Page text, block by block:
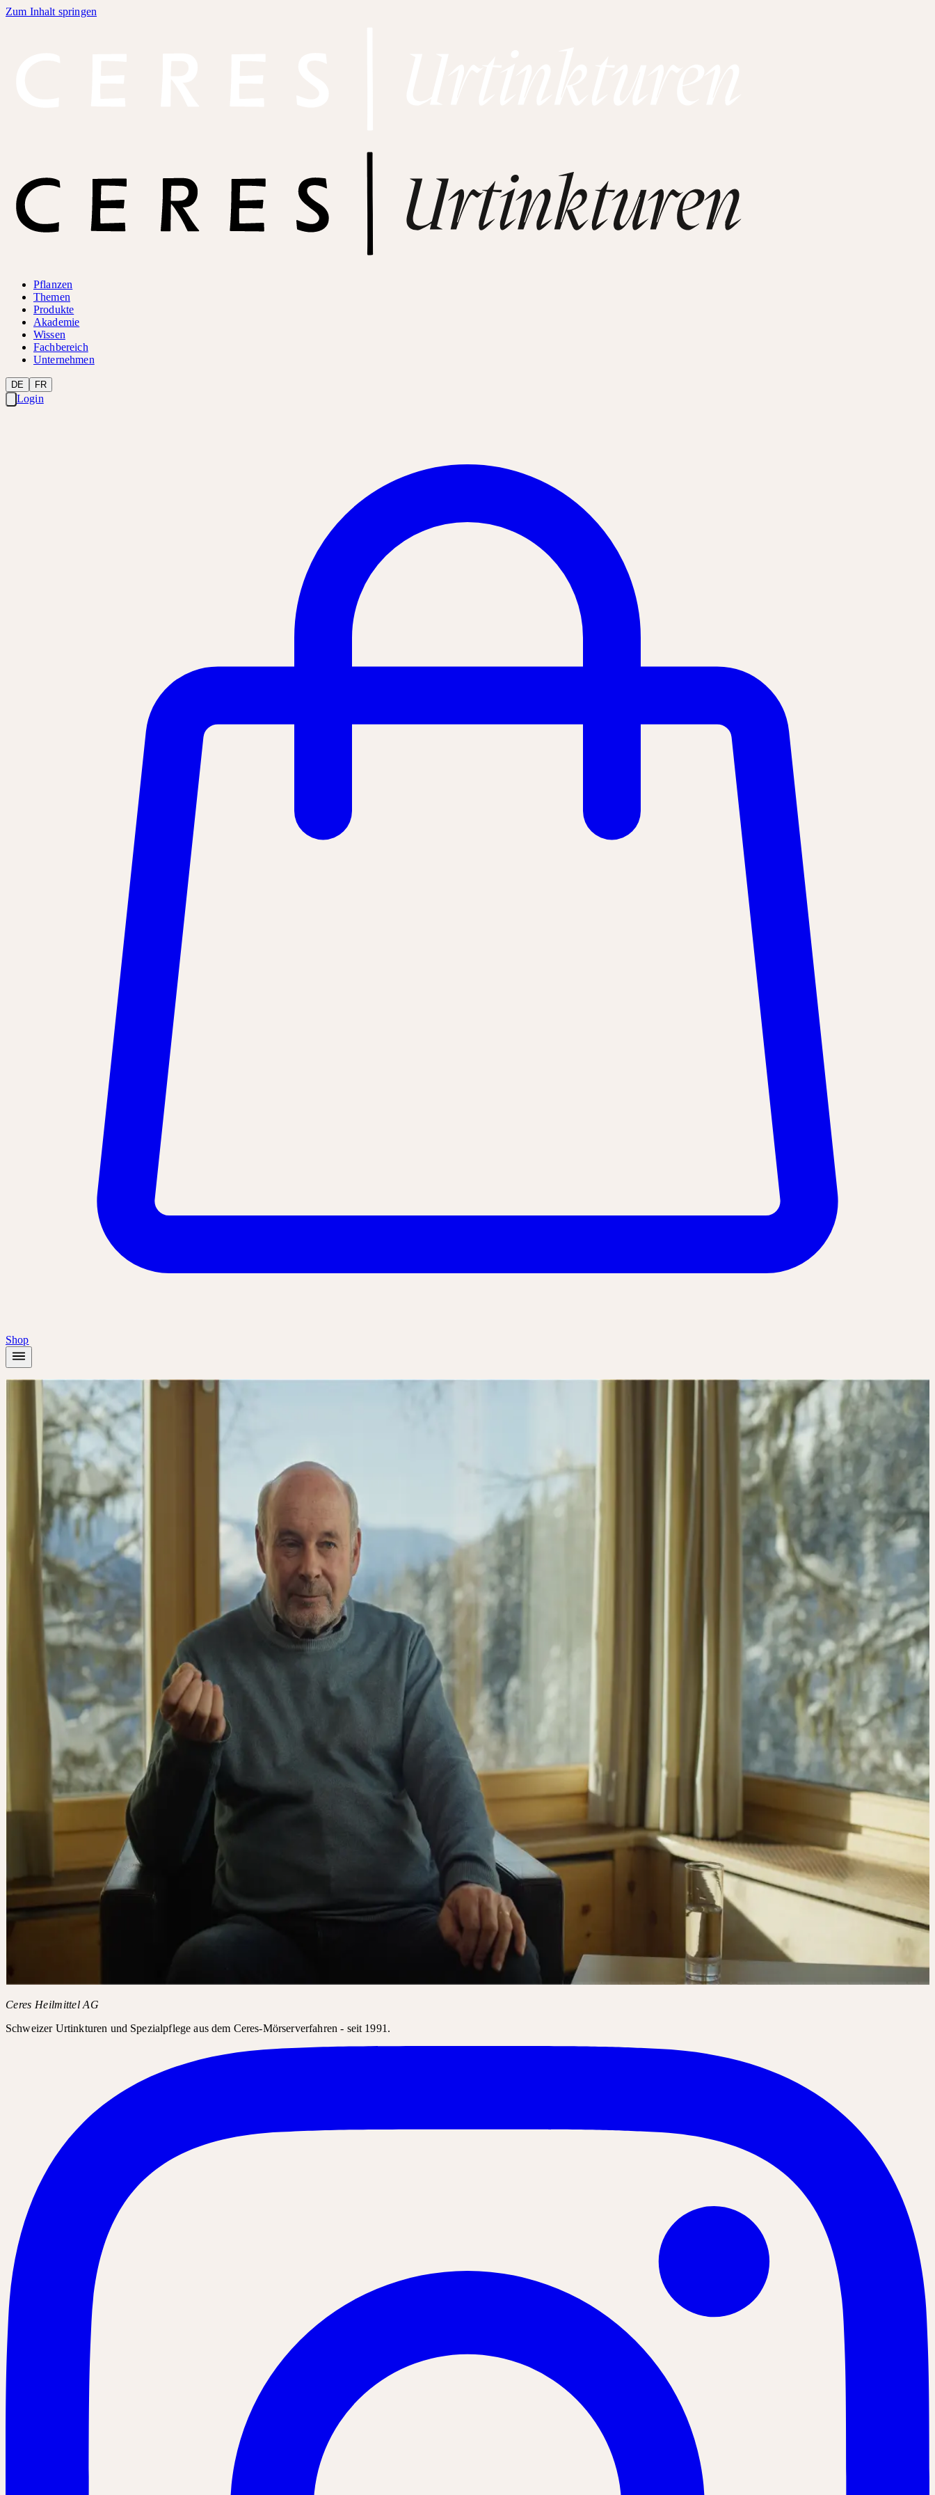
Zum Inhalt springen
Pflanzen
Themen
Produkte
Akademie
Wissen
Fachbereich
Unternehmen
DE FR
Login
Shop
Startseite
Unternehmen
Erfindergeist und Forscherdrang
Philosophie
ERFINDERGEIST UND FORSCHERDRANG
Wo andere nach mehr Materie suchten, suchte Ceres-Gründer Dr. Roger
Kalbermatten nach mehr Wirkung: Mit analytischem Blick hinterfragte er
etablierte Annahmen – und fand die entscheidende Wirkdimension in der
Lebendigkeit der Pflanze.
So stellte sich der Schweizer Biochemiker und Arzneipflanzenforscher Dr.
Roger Kalbermatten Anfang der 1980er-Jahre eine einfache Frage: Bedeutet
mehr pflanzlicher Wirkstoff wirklich mehr Wirkung?
Diese Frage führte zu intensiver Forschung – und stellte ein zentrales Dogma
der modernen Phytotherapie infrage. In klinischen Studien konnte Dr.
Kalbermatten zeigen: Entscheidend ist nicht die Menge, sondern der
Wirkungsgrad.
Aus dieser Erkenntnis entstand Ceres – ein Unternehmen, das mit einem
optimierten, patentierten Herstellungsverfahren das volle Potenzial und die
Lebenskraft von Heilpflanzen zugänglich macht.
So wurde aus einer Beobachtung ein Weg. Aus dem Weg ein Unternehmen.
Ceres Heilmittel AG
Schweizer Urtinkturen und Spezialpflege aus dem Ceres-Mörserverfahren - seit 1991.